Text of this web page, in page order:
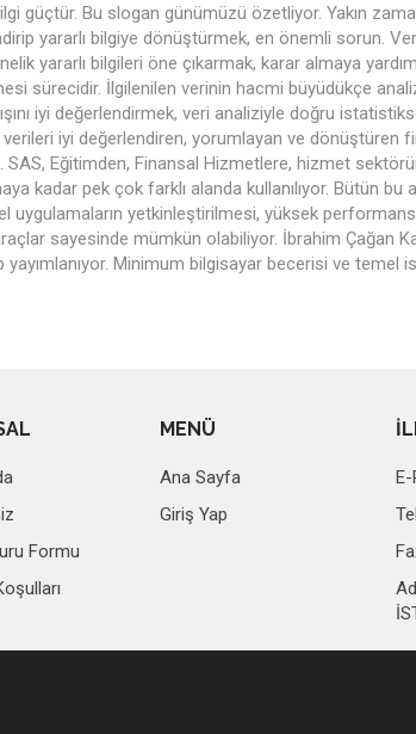
güçtür. Bu slogan günümüzü özetliyor. Yakın
yararlı bilgiye dönüştürmek, en önemli sorun.
yararlı bilgileri öne çıkarmak, karar almaya
sürecidir. İlgilenilen verinin hacmi büyüdükçe
iyi değerlendirmek, veri analiziyle doğru
verileri iyi değerlendiren, yorumlayan ve
Eğitimden, Finansal Hizmetlere, hizmet
kadar pek çok farklı alanda kullanılıyor. Bütün bu
yetkinleştirilmesi, yüksek
sayesinde mümkün olabiliyor. İbrahim Çağan
yayımlanıyor. Minimum bilgisayar becerisi ve
Formu
MENÜ
Ana Sayfa
Giriş Yap